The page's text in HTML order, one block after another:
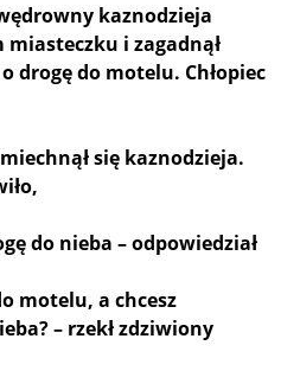
kaznodzieja
miasteczku i zagadnął
drogę do motelu. Chłopiec
się kaznodzieja.
do nieba – odpowiedział
motelu, a chcesz
– rzekł zdziwiony